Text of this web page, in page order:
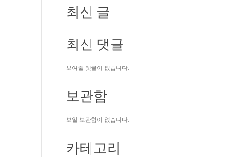
최신 글
최신 댓글
보여줄 댓글이 없습니다.
보관함
보일 보관함이 없습니다.
카테고리